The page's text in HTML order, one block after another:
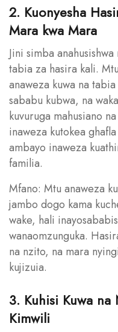
2. Kuonyesha
Mara kwa Mara
Jini simba
tabia za hasira kali.
anaweza kuwa na
sababu kubwa, na
kuvuruga mahusiano
inaweza kutokea
ambayo inaweza
familia.
Mfano: Mtu anaweza
jambo dogo kama
wake, hali
wanaomzunguka.
na nzito, na mara
kujizuia.
3. Kuhisi Kuwa
Kimwili